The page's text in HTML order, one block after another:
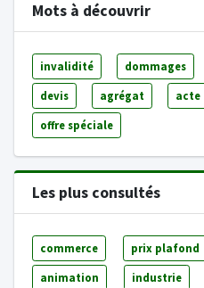
Mots à découvrir
invalidité dommages
devis agrégat acte
offre spéciale
Les plus consultés
commerce prix plafond
animation industrie